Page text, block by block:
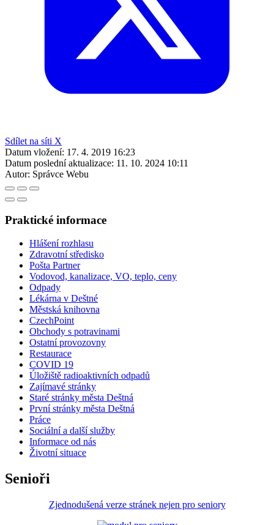
Sdílet na síti X
Datum vložení: 17. 4. 2019 16:23
Datum poslední aktualizace: 11. 10. 2024 10:11
Autor: Správce Webu
Praktické informace
Hlášení rozhlasu
Zdravotní středisko
Pošta Partner
Vodovod, kanalizace, VO, teplo, ceny
Odpady
Lékárna v Deštné
Městská knihovna
CzechPoint
Obchody s potravinami
Ostatní provozovny
Restaurace
COVID 19
Úložiště radioaktivních odpadů
Zajímavé stránky
Staré stránky města Deštná
První stránky města Deštná
Práce
Sociální a další služby
Informace od nás
Životní situace
Senioři
Zjednodušená verze stránek nejen pro seniory